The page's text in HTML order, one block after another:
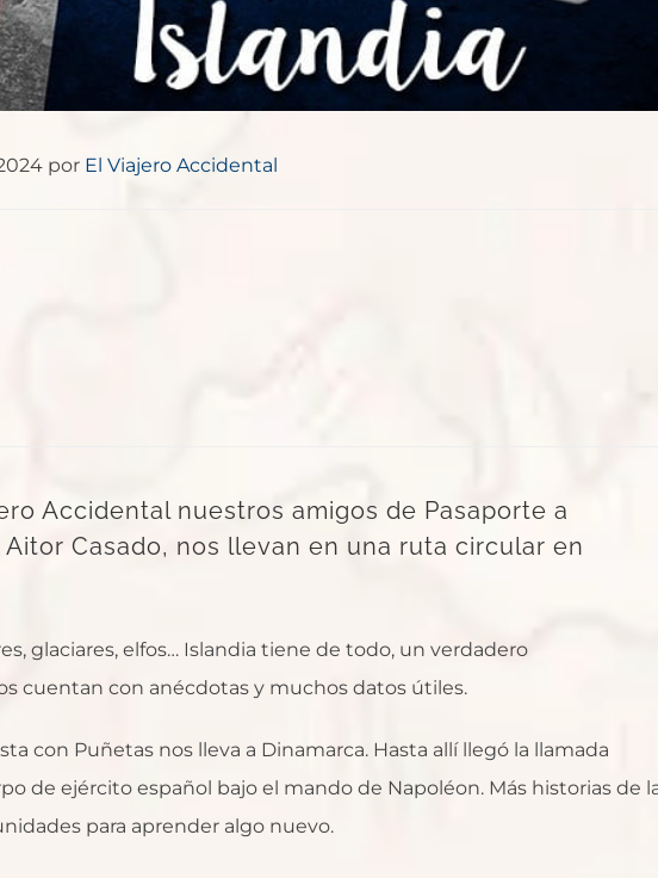
por El Viajero Accidental
Accidental nuestros amigos de Pasaporte a
Casado, nos llevan en una ruta circular en
glaciares, elfos… Islandia tiene de todo, un verdadero
cuentan con anécdotas y muchos datos útiles.
con Puñetas nos lleva a Dinamarca. Hasta allí llegó la llamada
de ejército español bajo el mando de Napoléon. Más historias de
para aprender algo nuevo.